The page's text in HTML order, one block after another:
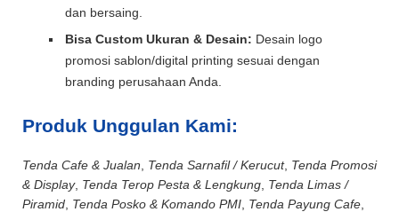
dan bersaing.
Bisa Custom Ukuran & Desain: Desain logo
promosi sablon/digital printing sesuai dengan
branding perusahaan Anda.
Produk Unggulan Kami:
Tenda Cafe & Jualan Tenda Sarnafil / Kerucut, Tenda Promosi
& Display, Tenda Terop Pesta & Lengkung Tenda Limas /
Piramid Tenda Posko & Komando PMI Tenda Payung Cafe